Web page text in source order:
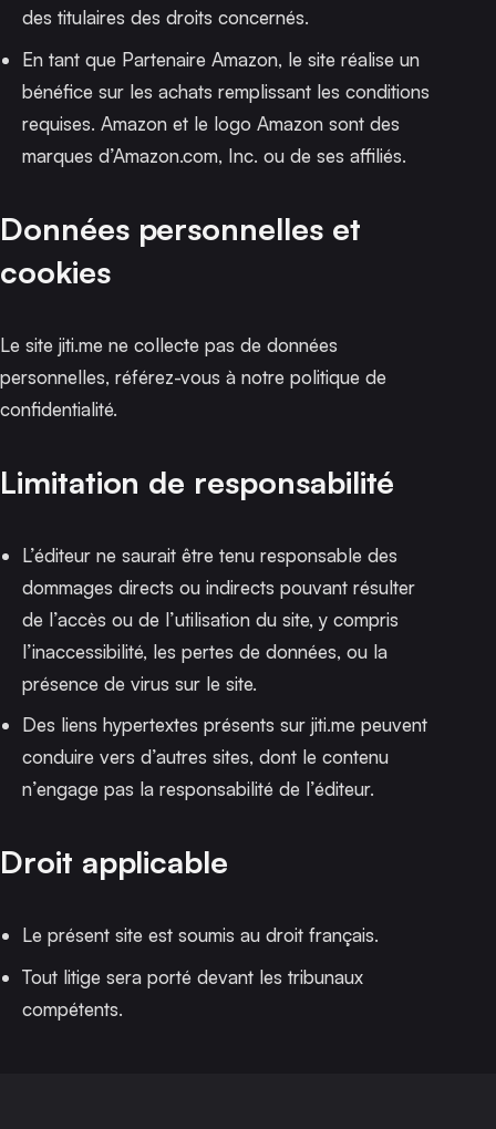
des titulaires des droits concernés.
En tant que Partenaire Amazon, le site réalise un
bénéfice sur les achats remplissant les conditions
requises. Amazon et le logo Amazon sont des
marques d’Amazon.com, Inc. ou de ses affiliés.
Données personnelles et
cookies
Le site jiti.me ne collecte pas de données
personnelles, référez-vous à notre politique de
confidentialité.
Limitation de responsabilité
L’éditeur ne saurait être tenu responsable des
dommages directs ou indirects pouvant résulter
de l’accès ou de l’utilisation du site, y compris
l’inaccessibilité, les pertes de données, ou la
présence de virus sur le site.
Des liens hypertextes présents sur jiti.me peuvent
conduire vers d’autres sites, dont le contenu
n’engage pas la responsabilité de l’éditeur.
Droit applicable
Le présent site est soumis au droit français.
Tout litige sera porté devant les tribunaux
compétents.